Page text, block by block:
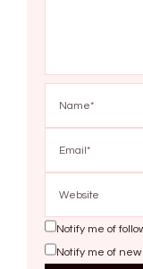
Notify me of
Notify me of new